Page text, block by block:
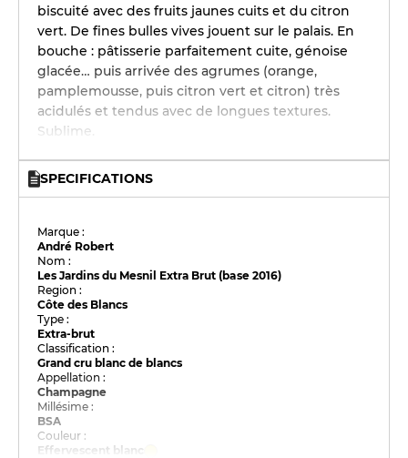
biscuité avec des fruits jaunes cuits et du citron
vert. De fines bulles vives jouent sur le palais. En
bouche : pâtisserie parfaitement cuite, génoise
glacée… puis arrivée des agrumes (orange,
pamplemousse, puis citron vert et citron) très
acidulés et tendus avec de longues textures.
Sublime.
SPECIFICATIONS
Marque :
André Robert
Nom :
Les Jardins du Mesnil Extra Brut (base 2016)
Region :
Côte des Blancs
Type :
Extra-brut
Classification :
Grand cru blanc de blancs
Appellation :
Champagne
Millésime :
BSA
Couleur :
Effervescent blanc